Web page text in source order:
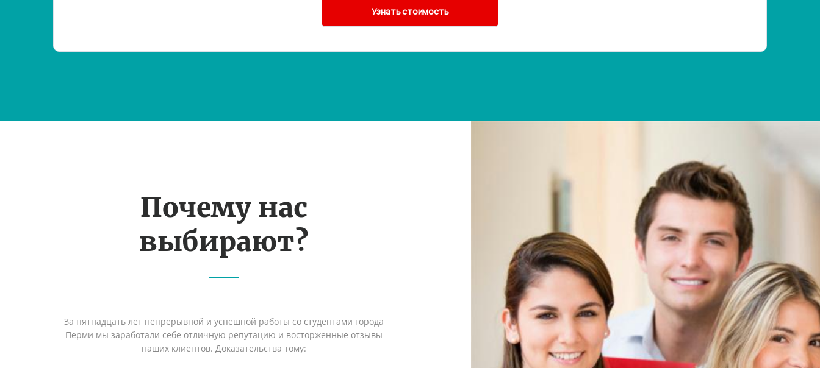
Почему нас
выбирают?
За пятнадцать лет непрерывной и успешной работы со студентами города
Перми мы заработали себе отличную репутацию и восторженные отзывы
наших клиентов. Доказательства тому: